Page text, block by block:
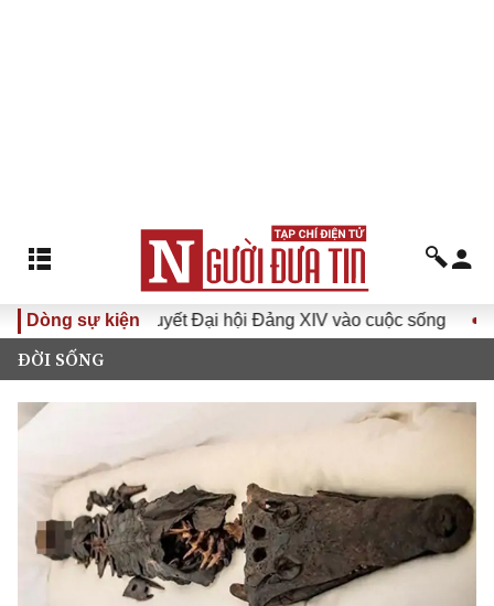
Dòng sự kiện
Nghị quyết Đại hội Đảng XIV vào cuộc sống Hướng
ĐỜI SỐNG